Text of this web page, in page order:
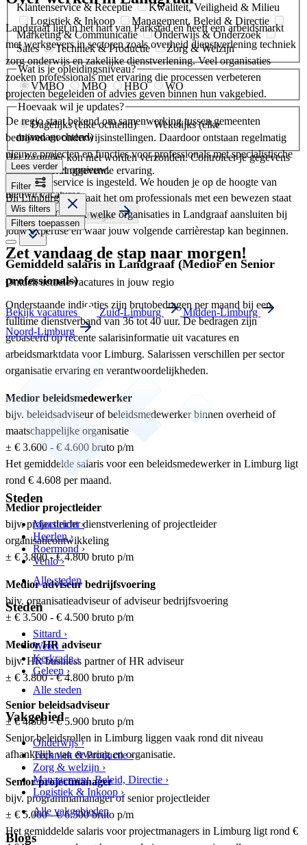
Klantenservice & Receptie
Kwaliteit, Veiligheid & Milieu
Logistiek & Inkoop
Management, Beleid & Directie
Marketing & Communicatie
Onderwijs & Onderzoek
Sales
Techniek & Productie
Zorg & Welzijn
Wat is je opleidingsniveau?
VMBO
MBO HBO
WO
Hoevaak wil je updates?
Dagelijks (elke ochtend)
Wekelijks (elke
maandagochtend)
Het formulier kon niet worden verzonden. Controleer je gegevens
en probeer het opnieuw.
Je vacatureservice is ingesteld. We houden je op de hoogte van
nieuwe vacatures.
Ja, houd mij op de hoogte
Landgraaf ligt in het hart van Parkstad en heeft een arbeidsmarkt
met werkgevers in sectoren zoals overheid dienstverlening techniek
zorg onderwijs en zakelijke dienstverlening. Veel organisaties
zoeken professionals met ervaring die processen verbeteren
projecten begeleiden of advies geven binnen hun vakgebied.
De regio staat bekend om samenwerking tussen gemeenten
bedrijven en onderwijsinstellingen. Daardoor ontstaan regelmatig
nieuwe projecten en functies voor professionals met specialistische
kennis of leidinggevende ervaring.
Bij Limburgvac draait het om professionals met een bewezen staat
van dienst. Ontdek welke organisaties in Landgraaf aansluiten bij
jouw expertise en waar jouw volgende carrièrestap kan beginnen.
Gemiddeld salaris in Landgraaf (Medior en Senior
professionals)
Onderstaande indicaties zijn brutobedragen per maand bij een
fulltime dienstverband van 36 tot 40 uur. De bedragen zijn
gebaseerd op recente salarisinformatie uit vacatures en
arbeidsmarktdata voor Limburg. Salarissen verschillen per sector
organisatie ervaring en verantwoordelijkheden.
Medior beleidsmedewerker
bijv. beleidsadviseur of beleidsmedewerker binnen overheid of
maatschappelijke organisatie
± € 3.600 - € 4.600 bruto p/m
Het gemiddelde salaris voor een beleidsmedewerker in Limburg ligt
rond € 4.608 per maand.
Medior projectleider
bijv. projectleider dienstverlening of projectleider
organisatieontwikkeling
± € 3.800 - € 4.800 bruto p/m
Medior adviseur bedrijfsvoering
bijv. organisatieadviseur of adviseur bedrijfsvoering
± € 3.500 - € 4.500 bruto p/m
Medior HR adviseur
bijv. HR business partner of HR adviseur
± € 3.800 - € 4.800 bruto p/m
Senior beleidsadviseur
± € 4.800 - € 5.900 bruto p/m
Senior beleidsrollen in Limburg liggen vaak rond dit niveau
afhankelijk van ervaring en organisatie.
Senior projectmanager
bijv. programmamanager of senior projectleider
± € 5.000 - € 6.500 bruto p/m
Het gemiddelde salaris voor projectmanagers in Limburg ligt rond €
Lees verder
Filter
Wis filters
Filters toepassen
Zet vandaag de stap naar morgen!
Ontdek actuele vacatures in jouw regio
Bekijk vacatures Zuid-Limburg
Midden-Limburg
Noord-Limburg
Steden
Maastricht ›
Heerlen ›
Roermond ›
Venlo ›
Alle steden
Steden
Sittard ›
Weert ›
Kerkrade ›
Geleen ›
Alle steden
Vakgebied
Onderwijs ›
Techniek & Productie ›
Zorg & welzijn ›
Management, Beleid, Directie ›
Logistiek & Inkoop ›
Alle vakgebieden
Blogs